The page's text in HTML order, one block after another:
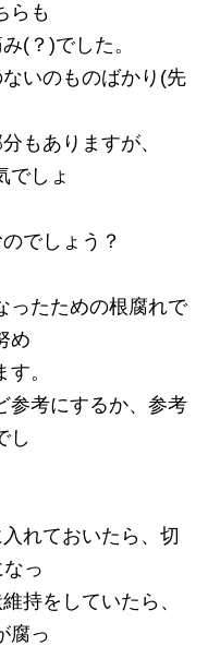
らも
(？)でした。
いのものばかり(先
もありますが、
でしょ
でしょう？
ったための根腐れで
め
。
参考にするか、参考
し
れておいたら、切
っ
持をしていたら、
腐っ